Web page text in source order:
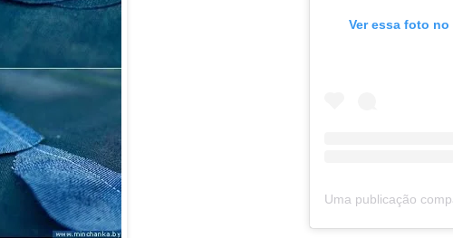
Ver essa foto no